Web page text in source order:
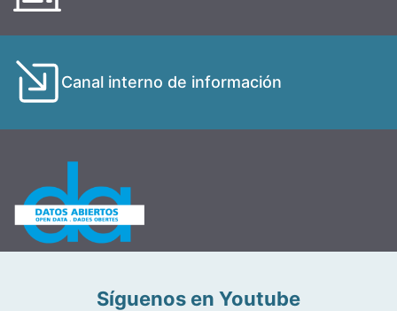
Canal interno de información
Síguenos en Youtube